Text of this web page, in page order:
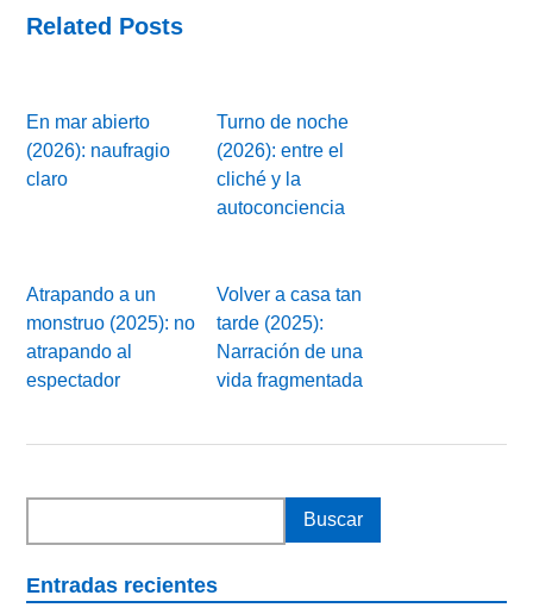
Related Posts
En mar abierto
(2026): naufragio
claro
Turno de noche
(2026): entre el
cliché y la
autoconciencia
Atrapando a un
monstruo (2025): no
atrapando al
espectador
Volver a casa tan
tarde (2025):
Narración de una
vida fragmentada
Entradas recientes